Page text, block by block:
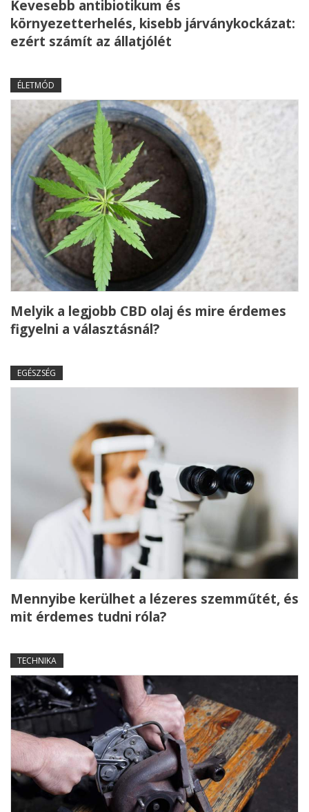
Kevesebb antibiotikum és
környezetterhelés, kisebb járványkockázat:
ezért számít az állatjólét
ÉLETMÓD
Melyik a legjobb CBD olaj és mire érdemes
figyelni a választásnál?
EGÉSZSÉG
Mennyibe kerülhet a lézeres szemműtét, és
mit érdemes tudni róla?
TECHNIKA